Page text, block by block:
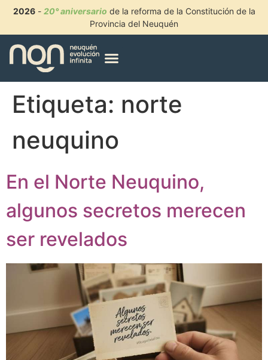
2026- 20° aniversario de la reforma de la Constitución de la
Provincia del Neuquén
Etiqueta: norte
neuquino
En el Norte Neuquino,
algunos secretos merecen
ser revelados